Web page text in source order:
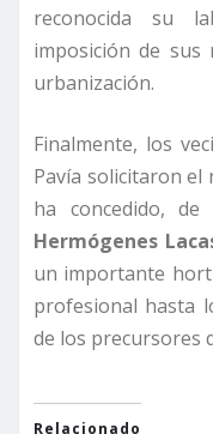
reconocida su
imposición de sus
urbanización.
Finalmente, los
Pavía solicitaron el
ha concedido,
Hermógenes
un importante
profesional hasta
de los precursores
Relacionado